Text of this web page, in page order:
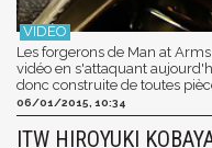
Les forgerons de Man at
vidéo en s'attaquant
donc construite de toutes
06/01/2015, 10:34
ITW HIROYUKI